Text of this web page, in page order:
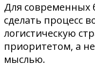
Для современных
сделать процесс
логистическую
приоритетом, а
мыслью.